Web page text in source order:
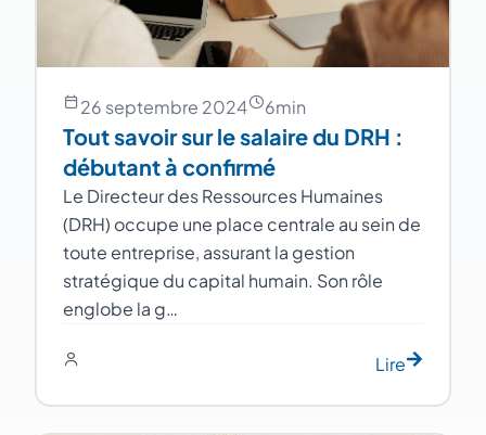
26 septembre 2024 6min
Tout savoir sur le salaire du DRH :
débutant à confirmé
Le Directeur des Ressources Humaines
(DRH) occupe une place centrale au sein de
toute entreprise, assurant la gestion
stratégique du capital humain. Son rôle
englobe la g…
Lire